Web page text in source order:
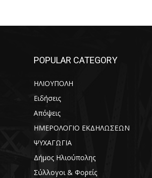
POPULAR CATEGORY
ΗΛΙΟΥΠΟΛΗ
Ειδήσεις
Απόψεις
ΗΜΕΡΟΛΟΓΙΟ ΕΚΔΗΛΩΣΕΩΝ
ΨΥΧΑΓΩΓΙΑ
Δήμος Ηλιούπολης
Σύλλογοι & Φορείς